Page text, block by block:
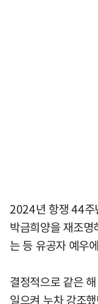
2024년 항쟁 44주
박금희양을 재조
는 등 유공자 예우
결정적으로 같은
일으켜 누차 강조